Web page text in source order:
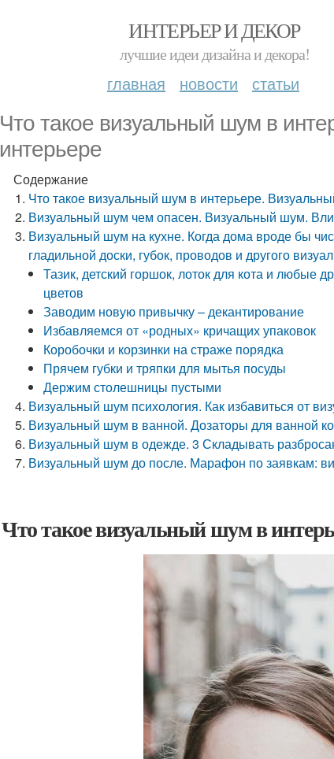
ИНТЕРЬЕР И ДЕКОР
лучшие идеи дизайна и декора!
главная новости статьи
Что такое визуальный шум в
интерьере
Содержание
Что такое визуальный шум в интерьере.
Визуальный шум чем опасен. Визуальный шум.
Визуальный шум на кухне. Когда дома вроде бы
гладильной доски, губок, проводов и другого
Тазик, детский горшок, лоток для кота и любые
цветов
Заводим новую привычку – декантирование
Избавляемся от «родных» кричащих упаковок
Коробочки и корзинки на страже порядка
Прячем губки и тряпки для мытья посуды
Держим столешницы пустыми
Визуальный шум психология. Как избавиться от
Визуальный шум в ванной. Дозаторы для ванной
Визуальный шум в одежде. 3 Складывать
Визуальный шум до после. Марафон по заявкам:
Что такое визуальный шум в